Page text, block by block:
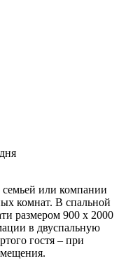
или компании
комнат. В спальной
размером 900 х 2000
в двуспальную
гостя – при